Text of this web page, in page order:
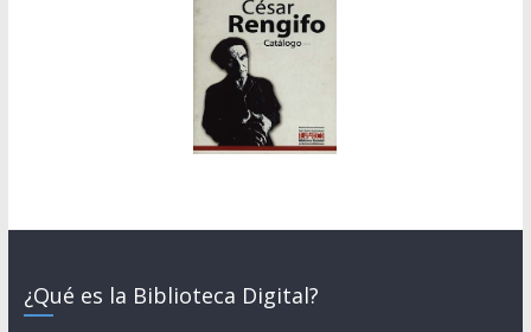
¿Qué es la Biblioteca Digital?